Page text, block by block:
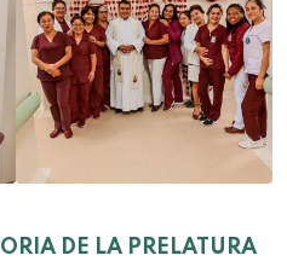
DE LA PRELATURA